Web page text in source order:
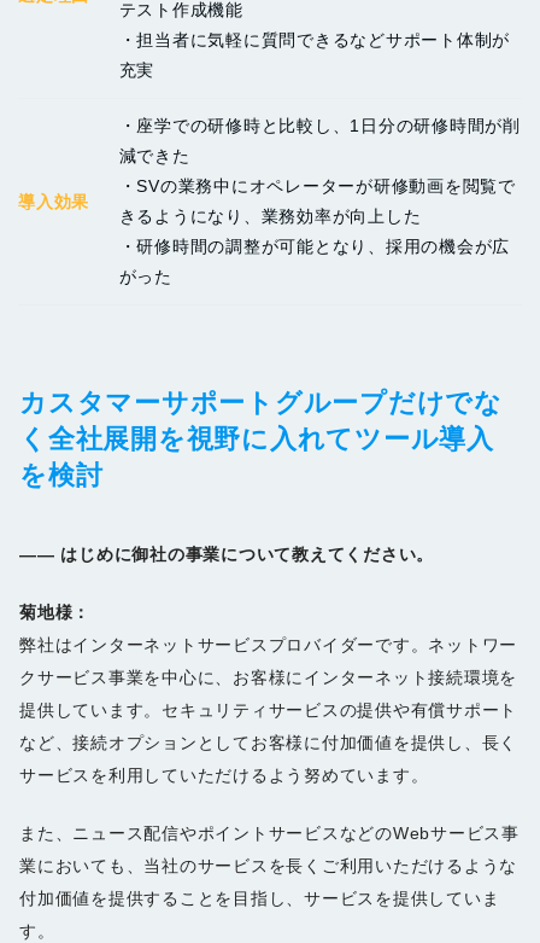
テスト作成機能
・担当者に気軽に質問できるなどサポート体制が
充実
導入効果
・座学での研修時と比較し、1日分の研修時間が削
減できた
・SVの業務中にオペレーターが研修動画を閲覧で
きるようになり、業務効率が向上した
・研修時間の調整が可能となり、採用の機会が広
がった
カスタマーサポートグループだけでな
く全社展開を視野に入れてツール導入
を検討
―― はじめに御社の事業について教えてください。
菊地様：
弊社はインターネットサービスプロバイダーです。ネットワー
クサービス事業を中心に、お客様にインターネット接続環境を
提供しています。セキュリティサービスの提供や有償サポート
など、接続オプションとしてお客様に付加価値を提供し、長く
サービスを利用していただけるよう努めています。
また、ニュース配信やポイントサービスなどのWebサービス事
業においても、当社のサービスを長くご利用いただけるような
付加価値を提供することを目指し、サービスを提供していま
す。